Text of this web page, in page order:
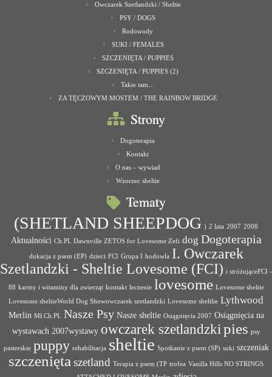
Owczarek Szetlandzki / Sheltie
PSY / DOGS
Rodowody
SUKI / FEMALES
SZCZENIĘTA / PUPPIES
SZCZENIĘTA / PUPPIES (2)
Takie tam…
ZA TĘCZOWYM MOSTEM / THE RAINBOW BRIDGE
Strony
Dogoterapia
Kontakt
O nas – wywiad
Wzorzec sheltie
Tematy
(SHETLAND SHEEPDOG ) 2 lata 2007 2008
Aktualności Ch.PL Dawnville ZETOS for Lovesome Zefi dog Dogoterapia
dukacja z psem (EP) dzieci FCI Grupa I hodowla I. Owczarek
Szetlandzki - Sheltie Lovesome (FCI) i stróżująceFCI -
88 karmy i witaminy dla zwierząt kontakt leczenie lovesome Lovesome sheltie
Lovesome sheltieWorld Dog Showowczarek szetlandzki Lovesome sheltlie Lythwood
Merlin Mł.Ch.PL Nasze Psy Nasze sheltie Osiągnięcia 2007 Osiągnięcia na
wystawach 2007wystawy owczarek szetlandzkipies psy
pasterskie puppy rehabilitacja sheltie Spotkanie z psem (SP) suki szczeniak
szczenięta szetland Terapia z psem (TP trofea Vanilla Hills NO STRINGS